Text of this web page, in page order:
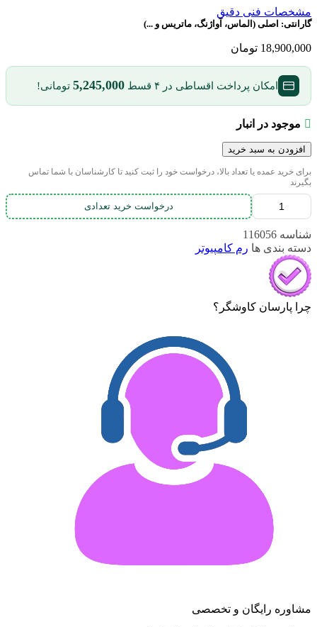
مشخصات فنی دقیق
گارانتی: اصلی (الماس، آواژنگ، ماتریس و ...)
18,900,000 تومان
امکان پرداخت اقساطی در ۴ قسط 5,245,000 تومانی!
موجود در انبار
افزودن به سبد خرید
برای خرید عمده یا تعداد بالا، درخواست خود را ثبت کنید تا کارشناسان با شما تماس
بگیرند
درخواست خرید تعدادی
شناسه 116056
دسته بندی ها رم کامپیوتر
چرا پارسان کاوشگر؟
مشاوره رایگان و تخصصی